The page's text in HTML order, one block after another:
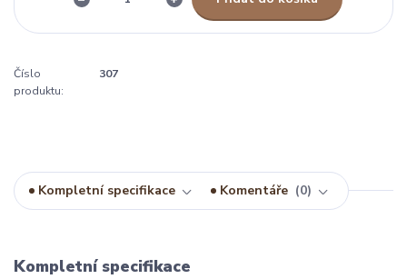
Číslo
produktu:
307
Kompletní specifikace Komentáře 0
Kompletní specifikace